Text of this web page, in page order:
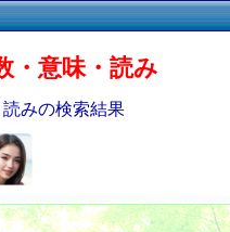
・意味・読み
みの検索結果